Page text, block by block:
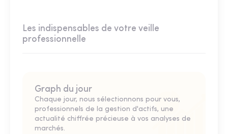
Les indispensables de votre veille
professionnelle
Graph du jour
Chaque jour, nous sélectionnons pour vous,
professionnels de la gestion d'actifs, une
actualité chiffrée précieuse à vos analyses de
marchés.